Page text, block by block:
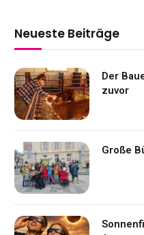
Neueste Beiträge
Der
zuvor
Große